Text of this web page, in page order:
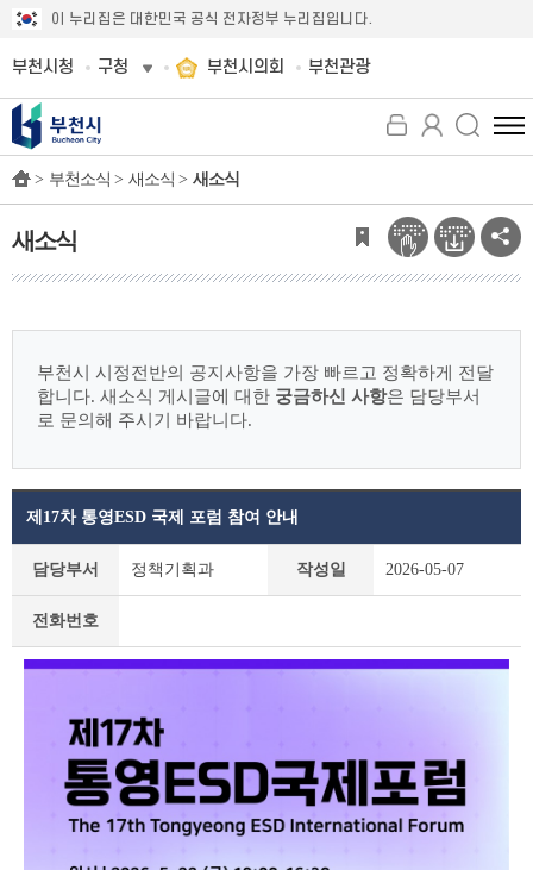
이 누리집은 대한민국 공식 전자정부 누리집입니다.
부천시청 구청 부천시의회 부천관광
전
체
뉴
보
기
> 부천소식 > 새소식 > 새소식
새소식
부천시 시정전반의 공지사항을 가장 빠르고 정확하게 전달
합니다. 새소식 게시글에 대한 궁금하신 사항은 담당부서
로 문의해 주시기 바랍니다.
세
제17차 통영ESD 국제 포럼 참여 안내
담당부서 정책기획과 작성일 2026-05-07
전화번호